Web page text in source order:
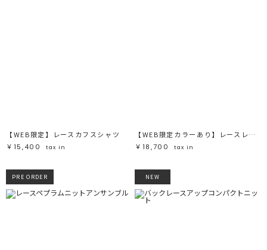
【WEB限定】レースカフスシャツ
￥15,400
tax in
【WEB限定カラーあり】レースレイヤードランジェリーチュニック
￥18,700
tax in
PRE ORDER NEW